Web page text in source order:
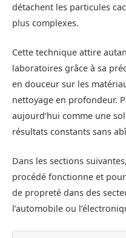
détachent les particules
plus complexes.
Cette technique attire
laboratoires grâce à sa
en douceur sur les
nettoyage en profondeur.
aujourd’hui comme une
résultats constants sans
Dans les sections
procédé fonctionne et
de propreté dans des
l’automobile ou